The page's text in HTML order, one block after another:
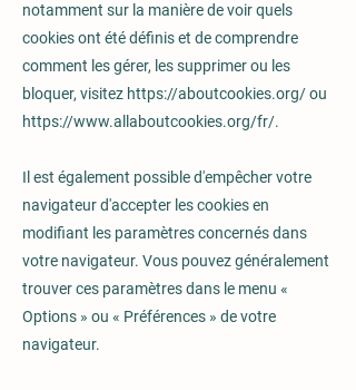
notamment sur la manière de voir quels
cookies ont été définis et de comprendre
comment les gérer, les supprimer ou les
bloquer, visitez https://aboutcookies.org/ou
https://www.allaboutcookies.org/fr/.
Il est également possible d'empêcher votre
navigateur d'accepter les cookies en
modifiant les paramètres concernés dans
votre navigateur. Vous pouvez généralement
trouver ces paramètres dans le menu «
Options » ou « Préférences » de votre
navigateur.